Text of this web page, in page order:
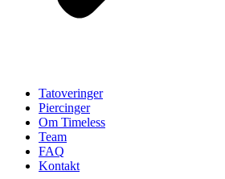
Tatoveringer
Piercinger
Om Timeless
Team
FAQ
Kontakt